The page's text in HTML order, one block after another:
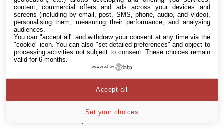
content, commercial offers and ads across your devices and
screens (including by email, post, SMS, phone, audio, and video),
personalising them, measuring their performance, and analysing
audiences.
You can "accept all" and withdraw your consent at any time via the
"cookie" icon. You can also "set detailed preferences" and object to
processing activities not subject to consent. These choices remain
valid for 6 months.
powered by
Set your choices
Accept all